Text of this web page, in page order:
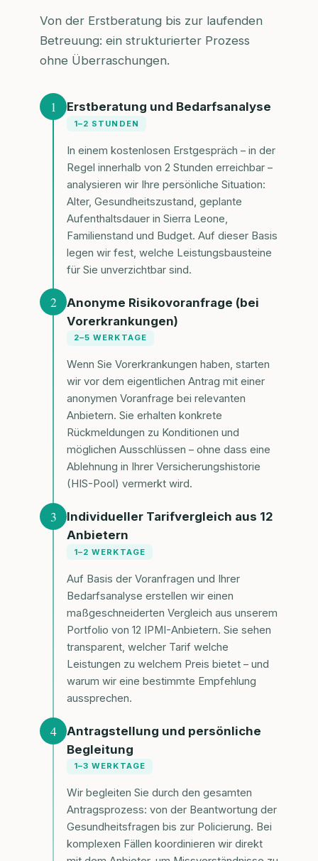
Von der Erstberatung bis zur laufenden
Betreuung: ein strukturierter Prozess
ohne Überraschungen.
1 Erstberatung und Bedarfsanalyse
1–2 STUNDEN
In einem kostenlosen Erstgespräch – in der
Regel innerhalb von 2 Stunden erreichbar –
analysieren wir Ihre persönliche Situation:
Alter, Gesundheitszustand, geplante
Aufenthaltsdauer in Sierra Leone,
Familienstand und Budget. Auf dieser Basis
legen wir fest, welche Leistungsbausteine
für Sie unverzichtbar sind.
2
Anonyme Risikovoranfrage (bei
Vorerkrankungen)
2–5 WERKTAGE
Wenn Sie Vorerkrankungen haben, starten
wir vor dem eigentlichen Antrag mit einer
anonymen Voranfrage bei relevanten
Anbietern. Sie erhalten konkrete
Rückmeldungen zu Konditionen und
möglichen Ausschlüssen – ohne dass eine
Ablehnung in Ihrer Versicherungshistorie
(HIS-Pool) vermerkt wird.
3
Individueller Tarifvergleich aus 12
Anbietern
1–2 WERKTAGE
Auf Basis der Voranfragen und Ihrer
Bedarfsanalyse erstellen wir einen
maßgeschneiderten Vergleich aus unserem
Portfolio von 12 IPMI-Anbietern. Sie sehen
transparent, welcher Tarif welche
Leistungen zu welchem Preis bietet – und
warum wir eine bestimmte Empfehlung
aussprechen.
4
Antragstellung und persönliche
Begleitung
1–3 WERKTAGE
Wir begleiten Sie durch den gesamten
Antragsprozess: von der Beantwortung der
Gesundheitsfragen bis zur Policierung. Bei
komplexen Fällen koordinieren wir direkt